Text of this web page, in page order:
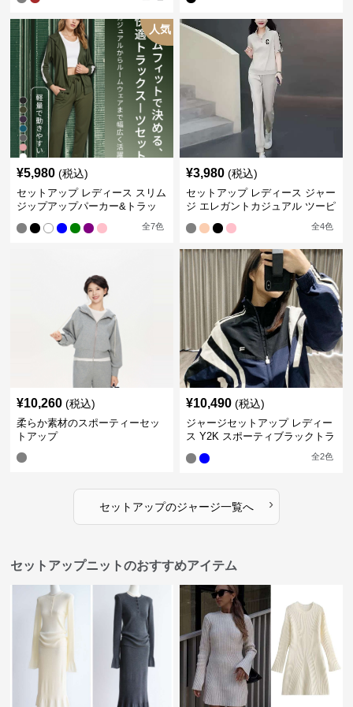
人気
¥5,980 (税込)
セットアップ レディース スリム
ジップアップパーカー&トラッ
全7色
¥3,980 (税込)
セットアップ レディース ジャー
ジ エレガントカジュアル ツーピ
全4色
¥10,260 (税込)
柔らか素材のスポーティーセッ
トアップ
¥10,490 (税込)
ジャージセットアップ レディー
ス Y2K スポーティブラックトラ
全2色
セットアップのジャージ一覧へ ›
セットアップニットのおすすめアイテム